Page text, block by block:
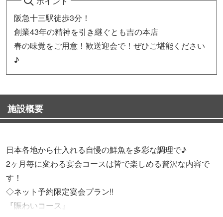
阪急十三駅徒歩3分！
創業43年の精神を引き継ぐとも吉の本店
春の味覚をご用意！歓送迎会で！ぜひご堪能ください
♪
施設概要
日本各地から仕入れる自慢の鮮魚を多彩な調理で♪
2ヶ月毎に変わる宴会コースは皆で楽しめる贅沢な内容で
す！
◇ネット予約限定宴会プラン!!
『賑わいコース』